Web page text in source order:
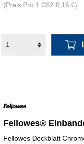
(Preis Pro 1 C62 0,16 €)
Fellowes®
Fellowes Deckblatt